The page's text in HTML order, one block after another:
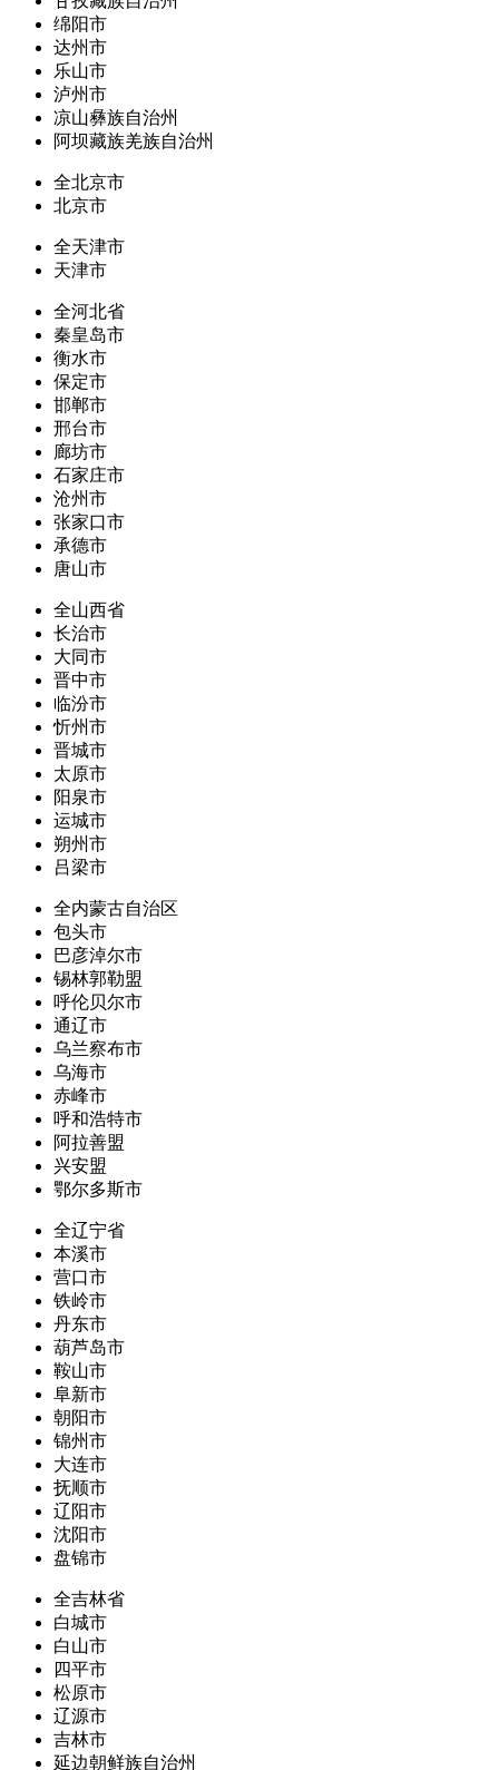
绵阳市
达州市
乐山市
泸州市
凉山彝族自治州
阿坝藏族羌族自治州
全北京市
北京市
全天津市
天津市
全河北省
秦皇岛市
衡水市
保定市
邯郸市
邢台市
廊坊市
石家庄市
沧州市
张家口市
承德市
唐山市
全山西省
长治市
大同市
晋中市
临汾市
忻州市
晋城市
太原市
阳泉市
运城市
朔州市
吕梁市
全内蒙古自治区
包头市
巴彦淖尔市
锡林郭勒盟
呼伦贝尔市
通辽市
乌兰察布市
乌海市
赤峰市
呼和浩特市
阿拉善盟
兴安盟
鄂尔多斯市
全辽宁省
本溪市
营口市
铁岭市
丹东市
葫芦岛市
鞍山市
阜新市
朝阳市
锦州市
大连市
抚顺市
辽阳市
沈阳市
盘锦市
全吉林省
白城市
白山市
四平市
松原市
辽源市
吉林市
延边朝鲜族自治州